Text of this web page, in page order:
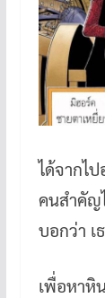
ได้จากไ
คนสำคัญ
บอกว่า เ
เพื่อหาหิ